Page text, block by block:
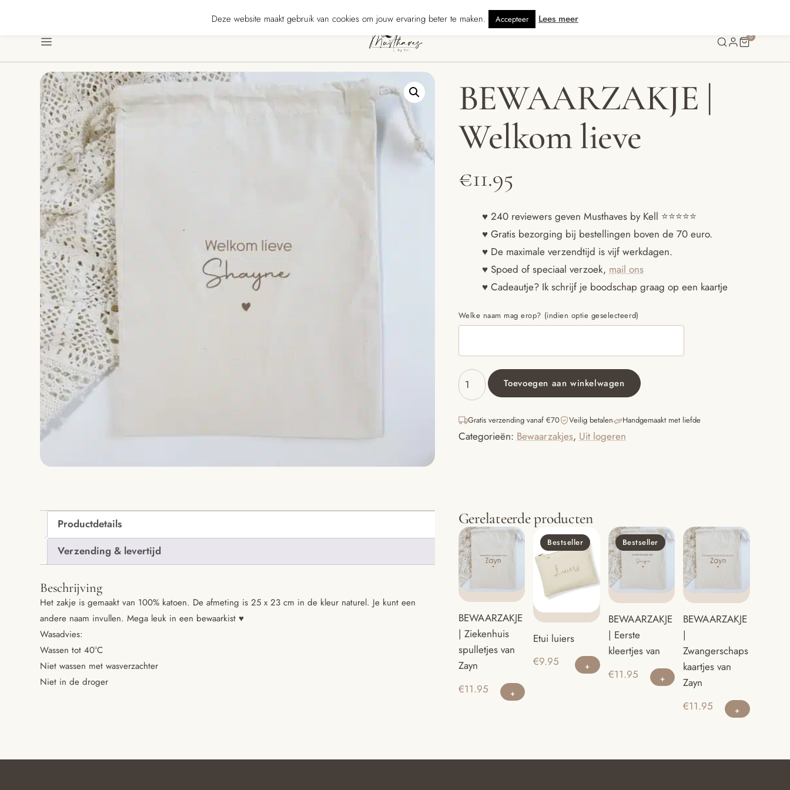
240 reviewers geven ons ★★★★★ · Gratis verzending vanaf € 70 · Gratis kaartje met je bestelling • Verzonden
Menu
0
BEWAARZAKJE |
Welkom lieve
€11.95
♥ 240 reviewers geven Musthaves by Kell ⭐️⭐️⭐️⭐️⭐️
♥ Gratis bezorging bij bestellingen boven de 70 euro.
♥ De maximale verzendtijd is vijf werkdagen.
♥ Spoed of speciaal verzoek, mail ons
♥ Cadeautje? Ik schrijf je boodschap graag op een kaartje
Welke naam mag erop? (indien optie geselecteerd)
BEWAARZAKJE
lieve
aantal
Toevoegen aan winkelwagen
Gratis verzending vanaf €70 Veilig betalen Handgemaakt met liefde
Categorieën: Bewaarzakjes, Uit logeren
Productdetails
Verzending & levertijd
Beschrijving
Het zakje is gemaakt van 100% katoen. De afmeting is 25 x 23 cm in de kleur naturel. Je kunt een
andere naam invullen. Mega leuk in een bewaarkist ♥️
Wasadvies:
Wassen tot 40°C
Niet wassen met wasverzachter
Niet in de droger
Gerelateerde producten
BEWAARZAKJE
| Ziekenhuis
spulletjes van
Zayn
€11.95
Bestseller
Etui luiers
€9.95
Bestseller
BEWAARZAKJE
| Eerste
kleertjes van
€11.95
BEWAARZAKJE
|
Zwangerschaps
kaartjes van
Zayn
€11.95
Deze website maakt gebruik van cookies om jouw ervaring beter te maken. Accepteer Lees meer